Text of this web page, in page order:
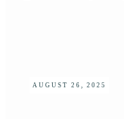
AUGUST 26, 2025